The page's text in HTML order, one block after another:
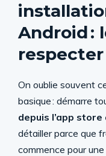
Android :
respecter
On oublie souvent
basique : démarre
depuis l’app
détailler parce que
commence pour